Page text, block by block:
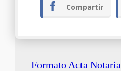
Compartir
Formato Acta